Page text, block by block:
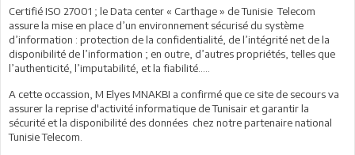
Certifié ISO 27001 ; le Data center « Carthage » de Tunisie Telecom
assure la mise en place d’un environnement sécurisé du système
d’information : protection de la confidentialité, de l’intégrité net de la
disponibilité de l’information ; en outre, d’autres propriétés, telles que
l’authenticité, l’imputabilité, et la fiabilité…..
A cette occassion, M Elyes MNAKBI a confirmé que ce site de secours va
assurer la reprise d'activité informatique de Tunisair et garantir la
sécurité et la disponibilité des données chez notre partenaire national
Tunisie Telecom.